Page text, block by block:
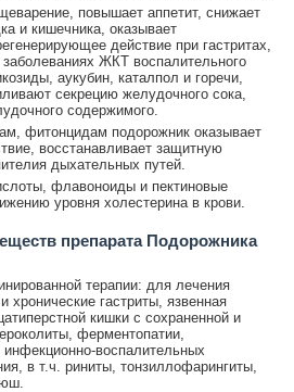
повышает аппетит, снижает
и кишечника, оказывает
действие при гастритах,
заболеваниях ЖКТ воспалительного
аукубин, каталпол и горечи,
секрецию желудочного сока,
содержимого.
фитонцидам подорожник оказывает
восстанавливает защитную
дыхательных путей.
флавоноиды и пектиновые
уровня холестерина в крови.
препарата Подорожника
терапии: для лечения
гастриты, язвенная
кишки с сохраненной и
ферментопатии,
воспалительных
в т.ч. риниты, тонзиллофарингиты,